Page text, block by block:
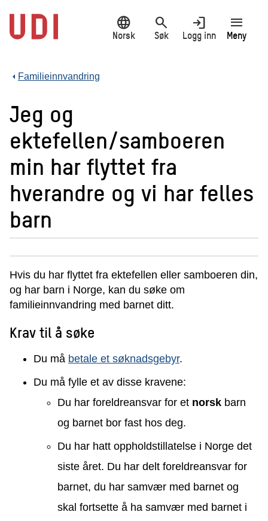
hovedinnhold
language
Norsk
search
Søk
login
Logg inn
menu
Meny
Familieinnvandring
Jeg og
ektefellen/samboeren
min har flyttet fra
hverandre og vi har felles
barn
Hvis du har flyttet fra ektefellen eller samboeren din,
og har barn i Norge, kan du søke om
familieinnvandring med barnet ditt.
Krav til å søke
Du må betale et søknadsgebyr.
Du må fylle et av disse kravene:
Du har foreldreansvar for et norsk barn
og barnet bor fast hos deg.
Du har hatt oppholdstillatelse i Norge det
siste året. Du har delt foreldreansvar for
barnet, du har samvær med barnet og
skal fortsette å ha samvær med barnet i